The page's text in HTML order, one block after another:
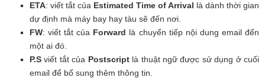
ETA: viết tắt của Estimated Time of Arrival là dành thời gian
dự định mà máy bay hay tàu sẽ đến nơi.
FW: viết tắt của Forward là chuyển tiếp nội dung email đến
một ai đó.
P.S viết tắt của Postscriptlà thuật ngữ được sử dụng ở cuối
email để bổ sung thêm thông tin.